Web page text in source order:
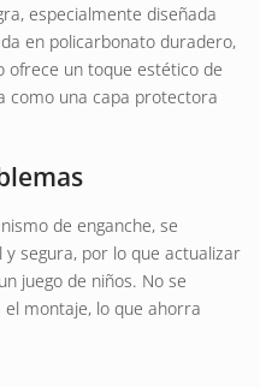
especialmente diseñada
en policarbonato duradero,
ofrece un toque estético de
como una capa protectora
de enganche, se
segura, por lo que actualizar
juego de niños. No se
montaje, lo que ahorra